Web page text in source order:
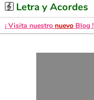
Letra y Acordes
¡ Visita nuestro nuevo Blog !